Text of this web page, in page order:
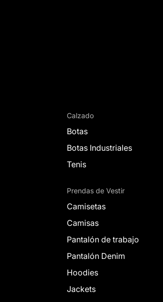
Calzado
Botas
Botas Industriales
Tenis
Prendas de Vestir
Camisetas
Camisas
Pantalón de trabajo
Pantalón Denim
Hoodies
Jackets